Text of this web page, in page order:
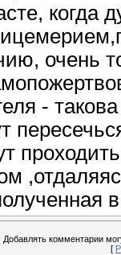
когда
очень
-
Добавлять комментарии
[